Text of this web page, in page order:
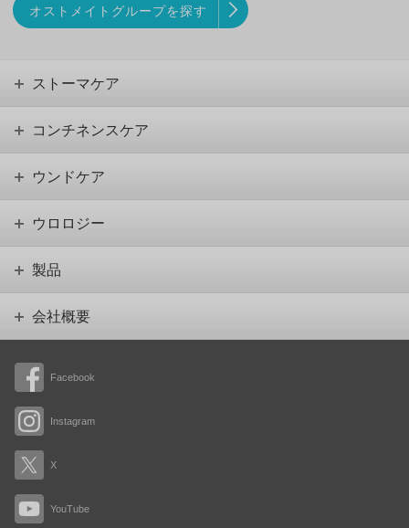
オストメイトグループを探す
Facebook
Instagram
X
YouTube
ストーマケア
コンチネンスケア
ウンドケア
ウロロジー
製品
会社概要